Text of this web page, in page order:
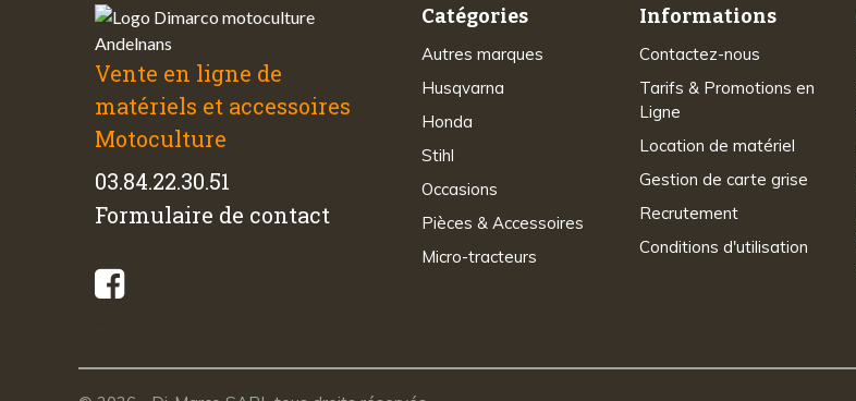
Vente en ligne de
matériels et accessoires
Motoculture
03.84.22.30.51
Formulaire de contact
Catégories
Autres marques
Husqvarna
Honda
Stihl
Occasions
Pièces & Accessoires
Micro-tracteurs
Informations
Contactez-nous
Tarifs & Promotions en
Ligne
Location de matériel
Gestion de carte grise
Recrutement
Conditions d'utilisation